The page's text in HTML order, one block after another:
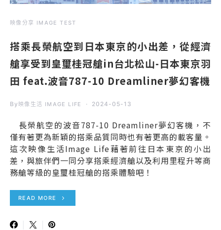
映像分享 IMAGE TEST
搭乘長榮航空到日本東京的小出差，從經濟
艙享受到皇璽桂冠艙in台北松山-日本東京羽
田 feat.波音787-10 Dreamliner夢幻客機
By 映像生活 IMAGE LIFE 2024-05-13
長榮航空的波音787-10 Dreamliner夢幻客機，不
僅有著更為新穎的搭乘品質同時也有著更高的載客量。
這次映像生活Image Life藉著前往日本東京的小出
差，與旅伴們一同分享搭乘經濟艙以及利用里程升等商
務艙等級的皇璽桂冠艙的搭乘體驗吧！
READ MORE